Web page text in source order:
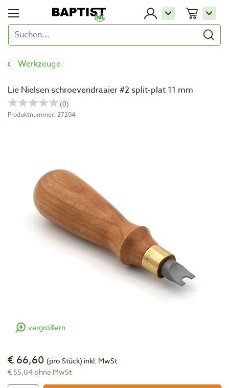
Werkzeuge
Lie Nielsen schroevendraaier #2 split-plat 11 mm
Produktnummer: 27204
vergrößern
€ 66,60 (pro Stück) inkl. MwSt
€ 55,04 ohne MwSt